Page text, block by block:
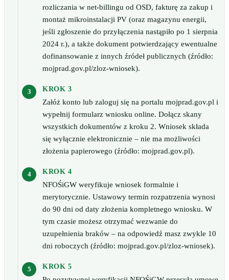
rozliczania w net-billingu od OSD, fakturę za zakup i
montaż mikroinstalacji PV (oraz magazynu energii,
jeśli zgłoszenie do przyłączenia nastąpiło po 1 sierpnia
2024 r.), a także dokument potwierdzający ewentualne
dofinansowanie z innych źródeł publicznych (źródło:
mojprad.gov.pl/zloz-wniosek).
KROK 3
Załóż konto lub zaloguj się na portalu mojprad.gov.pl i
wypełnij formularz wniosku online. Dołącz skany
wszystkich dokumentów z kroku 2. Wniosek składa
się wyłącznie elektronicznie – nie ma możliwości
złożenia papierowego (źródło: mojprad.gov.pl).
KROK 4
NFOŚiGW weryfikuje wniosek formalnie i
merytorycznie. Ustawowy termin rozpatrzenia wynosi
do 90 dni od daty złożenia kompletnego wniosku. W
tym czasie możesz otrzymać wezwanie do
uzupełnienia braków – na odpowiedź masz zwykle 10
dni roboczych (źródło: mojprad.gov.pl/zloz-wniosek).
KROK 5